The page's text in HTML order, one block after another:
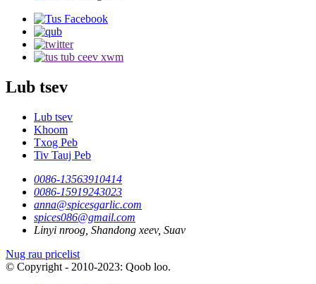
Lub tsev
Lub tsev
Khoom
Txog Peb
Tiv Tauj Peb
0086-13563910414
0086-15919243023
anna@spicesgarlic.com
spices086@gmail.com
Linyi nroog, Shandong xeev, Suav
Nug rau pricelist
© Copyright - 2010-2023: Qoob loo.